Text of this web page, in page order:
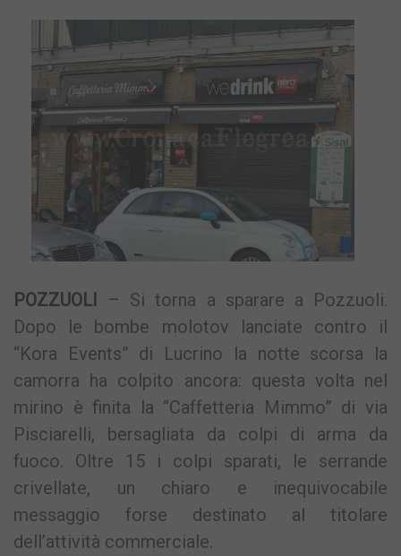
POZZUOLI
– Si torna a sparare a Pozzuoli.
Dopo le bombe molotov lanciate contro il
“Kora Events” di Lucrino la notte scorsa la
camorra ha colpito ancora: questa volta nel
mirino è finita la “Caffetteria Mimmo” di via
Pisciarelli, bersagliata da colpi di arma da
fuoco. Oltre 15 i colpi sparati, le serrande
crivellate, un chiaro e inequivocabile
messaggio forse destinato al titolare
dell’attività commerciale.